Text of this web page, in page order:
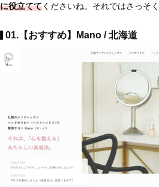
に役立ててくださいね。それではさっそく
01.【おすすめ】Mano / 北海道